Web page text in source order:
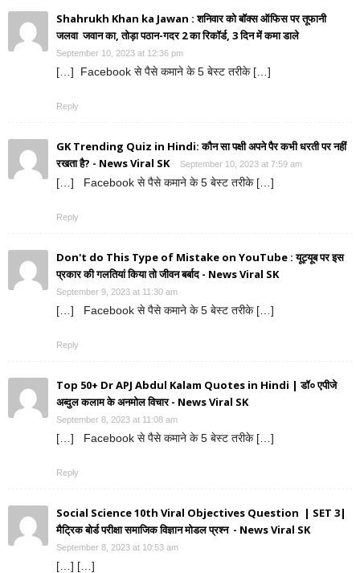
Shahrukh Khan ka Jawan : शनिवार को बॉक्स ऑफिस पर तूफानी
जलवा जवान का, तोड़ा पठान-गदर 2 का रिकॉर्ड, 3 दिन में कमा डाले
September 10, 2023 at 12:36 pm
[…] Facebook से पैसे कमाने के 5 बेस्ट तरीके […]
Reply
GK Trending Quiz in Hindi: कौन सा पक्षी अपने पैर कभी धरती पर नहीं
रखता है? - News Viral SK
September 10, 2023 at 7:59 am
[…] Facebook से पैसे कमाने के 5 बेस्ट तरीके […]
Reply
Don't do This Type of Mistake on YouTube : यूट्यूब पर इस
प्रकार की गलतियां किया तो जीवन बर्बाद - News Viral SK
September 9, 2023 at 11:30 am
[…] Facebook से पैसे कमाने के 5 बेस्ट तरीके […]
Reply
Top 50+ Dr APJ Abdul Kalam Quotes in Hindi | डॉ० एपीजे
अब्दुल कलाम के अनमोल विचार - News Viral SK
September 8, 2023 at 11:08 am
[…] Facebook से पैसे कमाने के 5 बेस्ट तरीके […]
Reply
Social Science 10th Viral Objectives Question | SET 3|
मैट्रिक बोर्ड परीक्षा समाजिक विज्ञान मोडल प्रश्न - News Viral SK
September 8, 2023 at 10:53 am
[…] […]